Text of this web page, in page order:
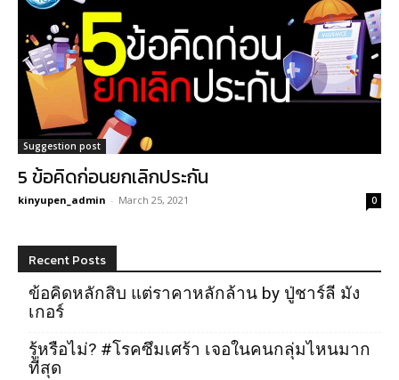
Suggestion post
5 ข้อคิดก่อนยกเลิกประกัน
kinyupen_admin - March 25, 2021 0
Recent Posts
ข้อคิดหลักสิบ แต่ราคาหลักล้าน by ปู่ชาร์ลี มัง
เกอร์
รู้หรือไม่? #โรคซึมเศร้า เจอในคนกลุ่มไหนมาก
ที่สุด